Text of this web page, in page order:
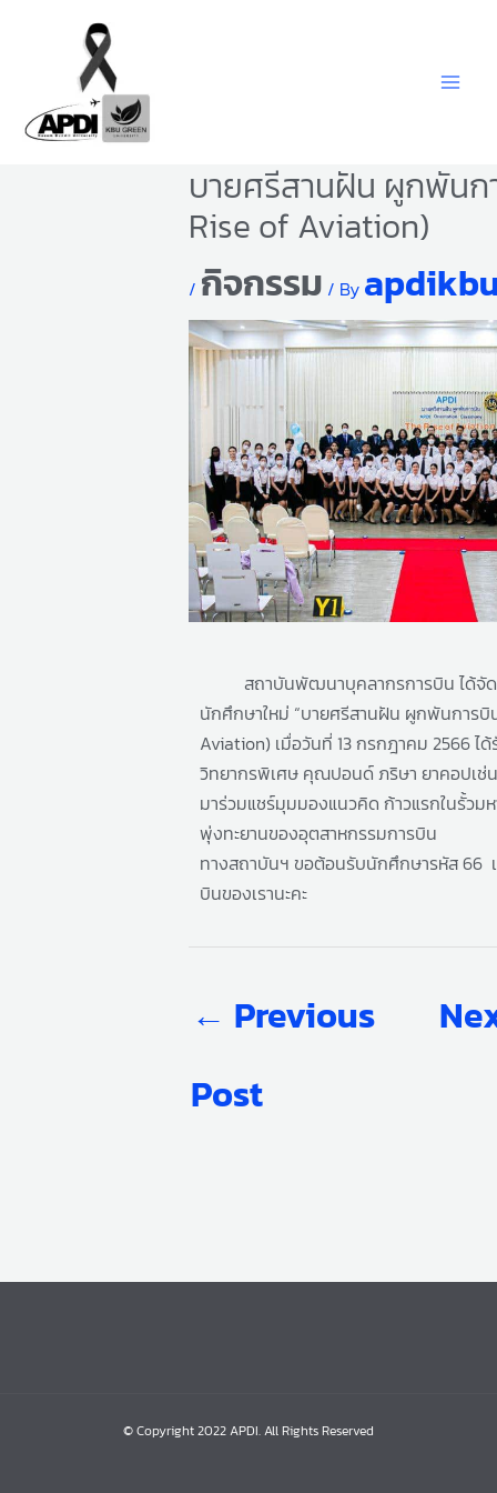
content
บายศรีสานฝัน ผูกพันก
Rise of Aviation)
/ กิจกรรม / By
สถาบันพัฒนาบุคลากรการบิน ได้จัด
นักศึกษาใหม่ “บายศรีสานฝัน ผูกพันการบิ
Aviation) เมื่อวันที่ 13 กรกฎาคม 2566ไ
วิทยากรพิเศษ คุณปอนด์ ภริษา ยาคอปเช่น
มาร่วมแชร์มุมมองแนวคิด ก้าวแรกในรั้วม
พุ่งทะยานของอุตสาหกรรมการบิน
ทางสถาบันฯ ขอต้อนรับนักศึกษารหัส 66
บินของเรานะคะ
← Previous
Post
© Copyright 2022 APDI. All Rights Reserved